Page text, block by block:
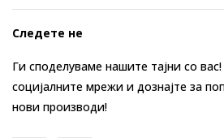
Следете не
Ги споделуваме нашите тајни со
социјалните мрежи и дознајте за
нови производи!